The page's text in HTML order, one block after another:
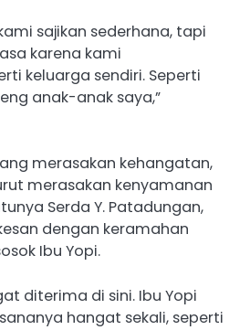
sajikan sederhana, tapi
karena kami
keluarga sendiri. Seperti
anak-anak saya,”
merasakan kehangatan,
merasakan kenyamanan
Serda Y. Patadungan,
dengan keramahan
Ibu Yopi.
diterima di sini. Ibu Yopi
hangat sekali, seperti